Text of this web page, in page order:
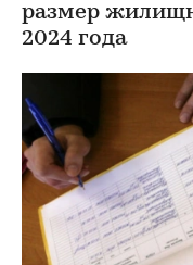
размер
2024 года